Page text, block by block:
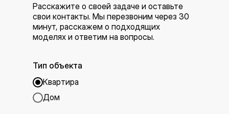
Тип объекта
Квартира
Дом
Расскажите о своей задаче и оставьте
свои контакты. Мы перезвоним через 30
минут, расскажем о подходящих
моделях и ответим на вопросы.